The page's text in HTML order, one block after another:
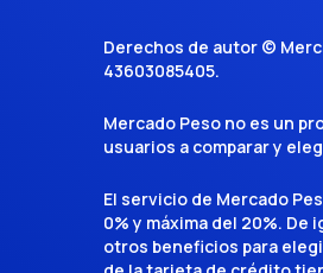
Derechos de autor ©
43603085405.
Mercado Peso no es un
usuarios a comparar y
El servicio de Mercado
0% y máxima del 20%.
otros beneficios para